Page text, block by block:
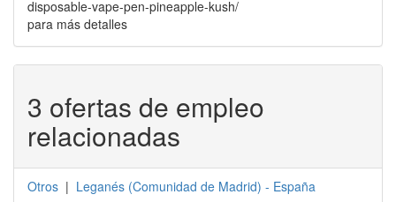
disposable-vape-pen-pineapple-kush/
para más detalles
3 ofertas de empleo
relacionadas
Otros | Leganés (Comunidad de Madrid) - España